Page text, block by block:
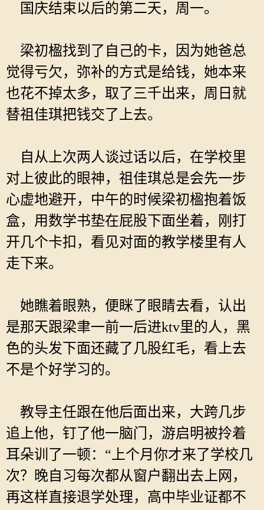
国庆结束以后的第二天，周一。
梁初楹找到了自己的卡，因为她爸总
觉得亏欠，弥补的方式是给钱，她本来
也花不掉太多，取了三千出来，周日就
替祖佳琪把钱交了上去。
自从上次两人谈过话以后，在学校里
对上彼此的眼神，祖佳琪总是会先一步
心虚地避开，中午的时候梁初楹抱着饭
盒，用数学书垫在屁股下面坐着，刚打
开几个卡扣，看见对面的教学楼里有人
走下来。
她瞧着眼熟，便眯了眼睛去看，认出
是那天跟梁聿一前一后进ktv里的人，黑
色的头发下面还藏了几股红毛，看上去
不是个好学习的。
教导主任跟在他后面出来，大跨几步
追上他，钉了他一脑门，游启明被拎着
耳朵训了一顿：“上个月你才来了学校几
次？晚自习每次都从窗户翻出去上网，
再这样直接退学处理，高中毕业证都不